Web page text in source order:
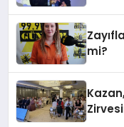
mi?